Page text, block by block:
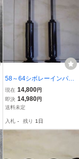
58～64シボレーインパ
ラ フロントショック新
品。GM フロントショッ
ク
現在 14,800円
即決 14,980円
送料未定
入札 - 残り 1日